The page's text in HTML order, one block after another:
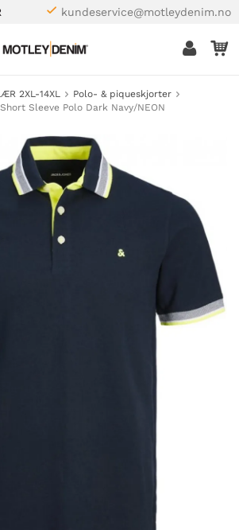
kundeservice@motleydenim.no
2XL-14XL
Polo- & piqueskjorter
Sleeve Polo Dark Navy/NEON